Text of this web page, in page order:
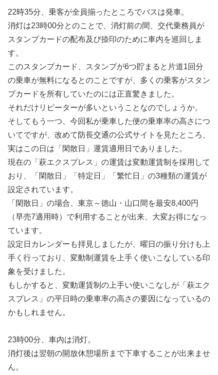
22時35分、乗客が全員揃ったところでバスは発車。
消灯は23時00分とのことで、消灯前の間、交代乗務員が
スタンプカードの配布及び捺印のために車内を巡回しま
す。
このスタンプカード、スタンプが6つ貯まると片道1回分
の乗車が無料になるとのことですが、多くの乗客がスタン
プカードを所有していたのには正直驚きました。
それだけリピーターが多いということなのでしょうか。
そしてもう一つ、今回私が乗車した便の乗車率の高さにつ
いてですが、改めて防長交通の公式サイトを見たところ、
実はこの日は「閑散日」運賃適用日でありました。
現在の「萩エクスプレス」の運賃は変動運賃制を採用して
おり、「閑散日」「特定日」「繁忙日」の3種類の運賃が
設定されています。
「閑散日」の場合、東京～徳山・山口間を最安8,400円
（早売7適用時）で利用することが出来、大変お得になっ
ています。
設定日カレンダーも拝見しましたが、曜日の振り分けも上
手く行っており、変動制運賃を上手く使いこなしている印
象を受けました。
もしかすると、変動運賃制の上手い使いこなしが「萩エク
スプレス」の平日時の乗車率の高さの要因になっているの
かもしれません。
23時00分、車内は消灯。
消灯後は翌朝の開放休憩場所まで下車することが出来ませ
ん。